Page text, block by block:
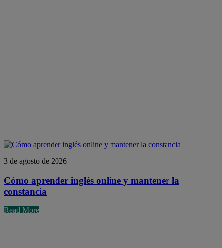
3 de agosto de 2026
Cómo aprender inglés online y mantener la
constancia
Read More